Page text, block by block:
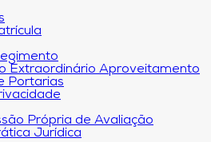
Extraordinário Aproveitamento
Portarias
Própria de Avaliação
Jurídica